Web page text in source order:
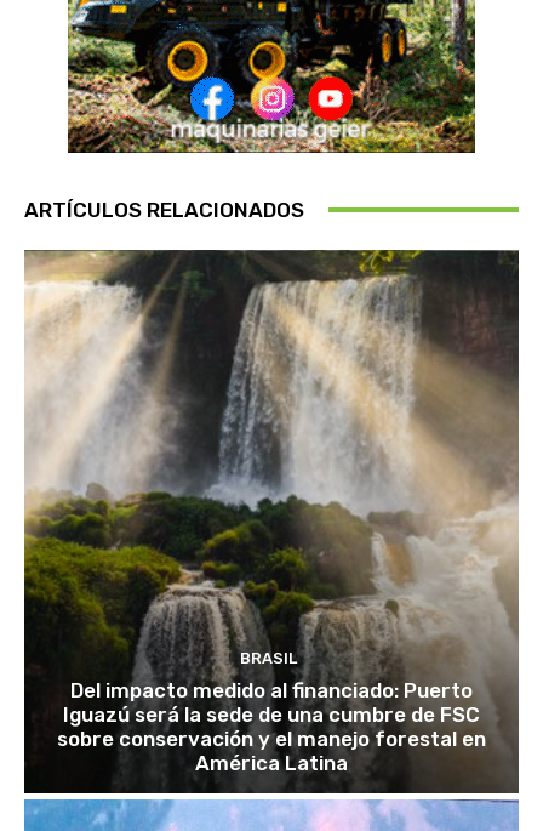
ARTÍCULOS RELACIONADOS
BRASIL
Del impacto medido al financiado: Puerto
Iguazú será la sede de una cumbre de FSC
sobre conservación y el manejo forestal en
América Latina